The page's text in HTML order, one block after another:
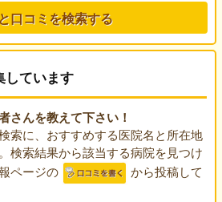
口コミを検索する
しています
さんを教えて下さい！
索に、おすすめする医院名と所在地
検索結果から該当する病院を見つけ
ページの
から投稿して